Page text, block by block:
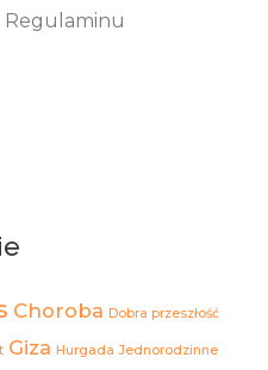
Regulaminu
Choroba Dobra przeszłość
Giza Hurgada Jednorodzinne